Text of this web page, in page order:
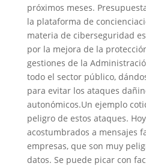
próximos meses.
la plataforma de
materia de ciberseguridad
por la mejora de la
gestiones de la
todo el sector público,
para evitar los ataques
autonómicos.Un ejemplo
peligro de estos ataques.
acostumbrados a mensajes
empresas, que son muy
datos. Se puede picar con